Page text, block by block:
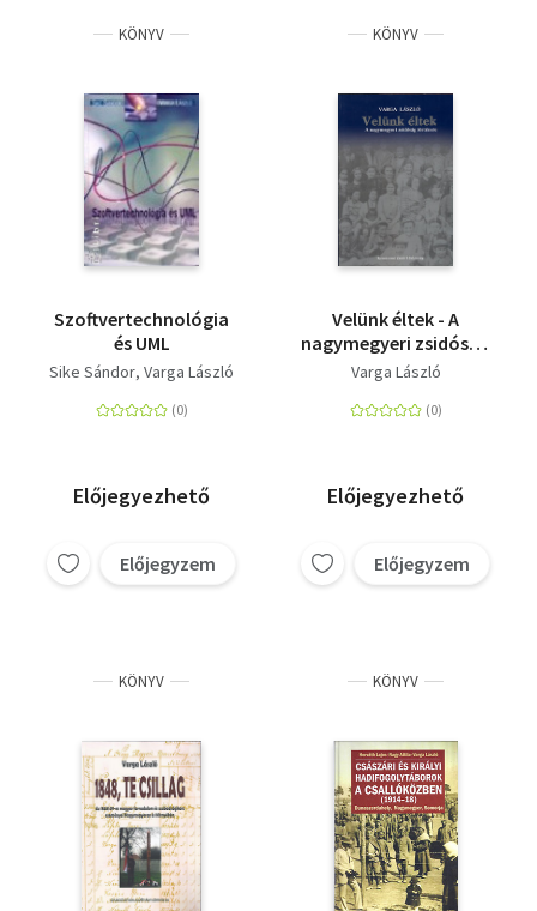
KÖNYV
Szoftvertechnológia
és UML
Sike Sándor Varga László
Előjegyezhető
Előjegyzem
KÖNYV
Velünk éltek - A
nagymegyeri zsidóság
története
Varga László
Előjegyezhető
Előjegyzem
KÖNYV KÖNYV